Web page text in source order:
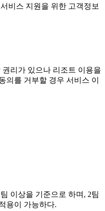
비스 지원을 위한 고객정보
리가 있으나 리조트 이용을
의를 거부할 경우 서비스 이
이상을 기준으로 하며, 2팀
용이 가능하다.